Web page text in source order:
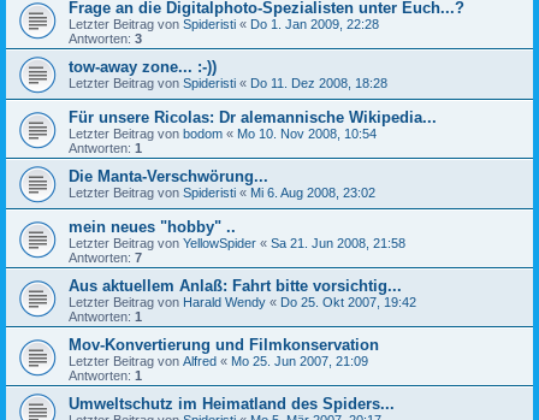
Frage an die Digitalphoto-Spezialisten unter Euch...?
Letzter Beitrag von Spideristi « Do 1. Jan 2009, 22:28
Antworten: 3
tow-away zone... :-))
Letzter Beitrag von Spideristi « Do 11. Dez 2008, 18:28
Für unsere Ricolas: Dr alemannische Wikipedia...
Letzter Beitrag von bodom « Mo 10. Nov 2008, 10:54
Antworten: 1
Die Manta-Verschwörung...
Letzter Beitrag von Spideristi « Mi 6. Aug 2008, 23:02
mein neues "hobby" ..
Letzter Beitrag von YellowSpider « Sa 21. Jun 2008, 21:58
Antworten: 7
Aus aktuellem Anlaß: Fahrt bitte vorsichtig...
Letzter Beitrag von Harald Wendy « Do 25. Okt 2007, 19:42
Antworten: 1
Mov-Konvertierung und Filmkonservation
Letzter Beitrag von Alfred « Mo 25. Jun 2007, 21:09
Antworten: 1
Umweltschutz im Heimatland des Spiders...